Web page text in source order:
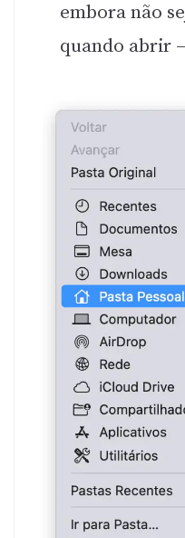
embora não
quando abrir